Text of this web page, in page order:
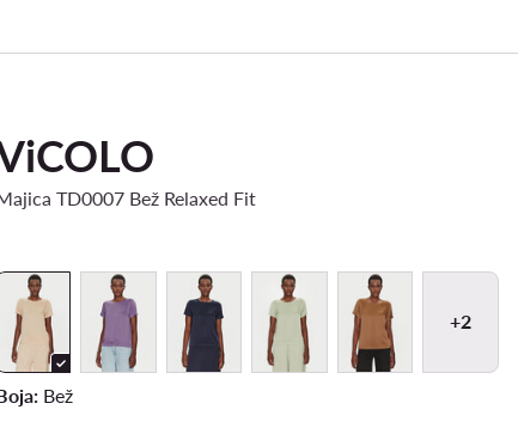
TD0007 Bež Relaxed Fit
+2
Bež